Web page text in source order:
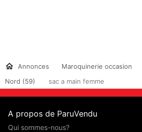
Annonces Maroquinerie occasion
Nord (59)
sac a main femme
A propos de ParuVendu
Qui sommes-nous?